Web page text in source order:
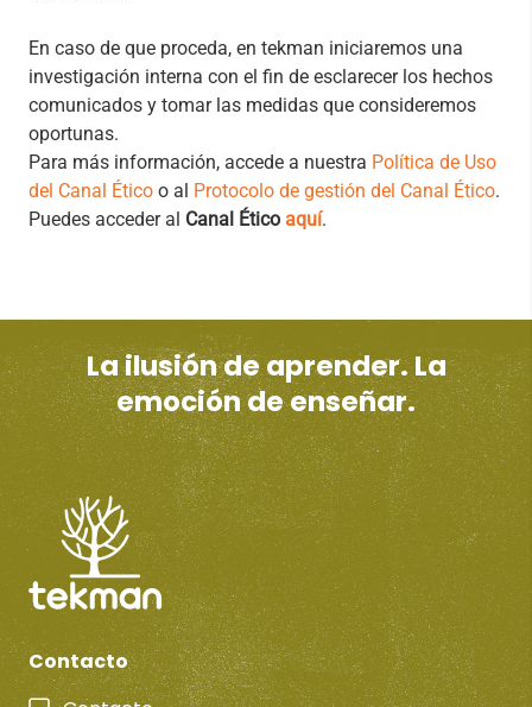
En caso de que proceda, en tekman iniciaremos una
investigación interna con el fin de esclarecer los hechos
comunicados y tomar las medidas que consideremos
oportunas.
Para más información, accede a nuestra Política de Uso
del Canal Ético o al Protocolo de gestión del Canal Ético.
Puedes acceder al Canal Ético aquí.
La ilusión de aprender. La
emoción de enseñar.
Contacto